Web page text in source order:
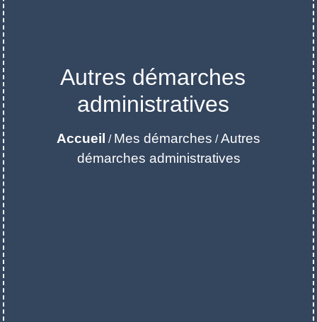
Autres démarches
administratives
Accueil / Mes démarches /Autres
démarches administratives